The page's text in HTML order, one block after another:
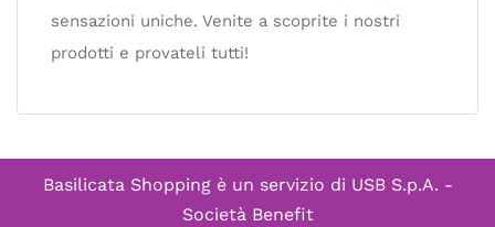
sensazioni uniche. Venite a scoprite i nostri
prodotti e provateli tutti!
Basilicata Shopping è un servizio di USB S.p.A. -
Società Benefit